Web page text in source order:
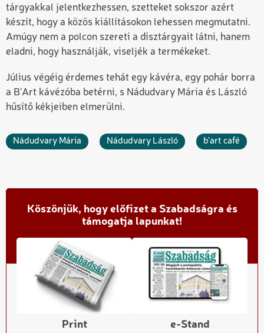
tárgyakkal jelentkezhessen, szetteket sokszor azért
készít, hogy a közös kiállításokon lehessen megmutatni.
Amúgy nem a polcon szereti a dísztárgyait látni, hanem
eladni, hogy használják, viseljék a termékeket.
Július végéig érdemes tehát egy kávéra, egy pohár borra
a B’Art kávézóba betérni, s Nádudvary Mária és László
hűsítő kékjeiben elmerülni.
Nádudvary Mária Nádudvary László b'art café
Köszönjük, hogy előfizet a Szabadságra és
támogatja lapunkat!
Print e-Stand